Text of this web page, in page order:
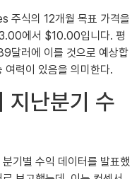
주식의 12개월 목표 가격을
에서 $10.00입니다. 평
달러에 이를 것으로 예상합
력이 있음을 의미한다.
지난분기 수
기별 수익 데이터를 발표했